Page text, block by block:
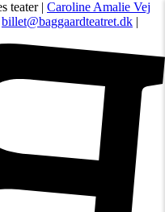
teater | Caroline Amalie Vej
billet@baggaardteatret.dk |